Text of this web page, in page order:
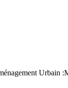
Urbain